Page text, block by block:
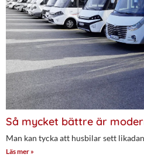
Så mycket bättre är
Man kan tycka att husbilar sett
Läs mer »